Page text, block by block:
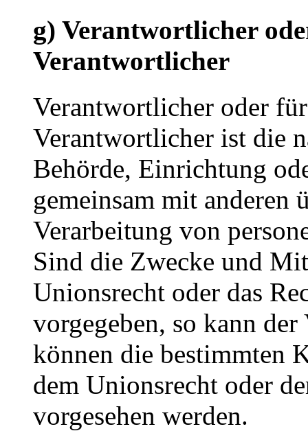
g) Verantwortlicher
Verantwortlicher
Verantwortlicher oder
Verantwortlicher ist die
Behörde, Einrichtung
gemeinsam mit
Verarbeitung von
Sind die Zwecke und
Unionsrecht oder das
vorgegeben, so kann
können die bestimmten
dem Unionsrecht oder
vorgesehen werden.